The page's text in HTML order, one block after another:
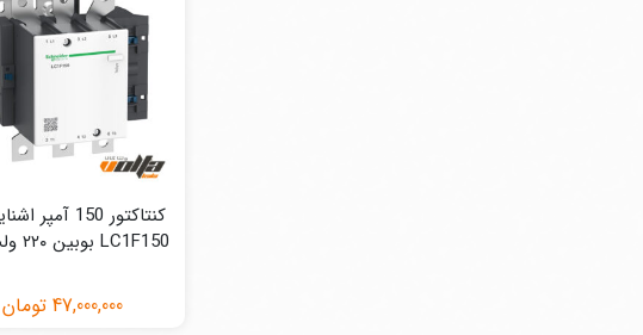
کنتاکتور 150
LC1F150 بوبین ۲۲۰ ولت AC
47,000,000 تومان